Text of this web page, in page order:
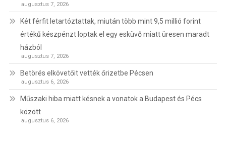
augusztus 7, 2026
Két férfit letartóztattak, miután több mint 9,5 millió forint
értékű készpénzt loptak el egy esküvő miatt üresen maradt
házból
augusztus 7, 2026
Betörés elkövetőit vették őrizetbe Pécsen
augusztus 6, 2026
Műszaki hiba miatt késnek a vonatok a Budapest és Pécs
között
augusztus 6, 2026